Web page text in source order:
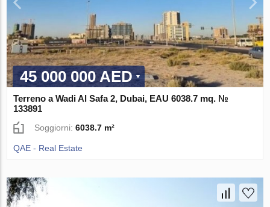
45 000 000 AED
Terreno a Wadi Al Safa 2, Dubai, EAU 6038.7 mq. №
133891
Soggiorni:6038.7 m²
QAE - Real Estate